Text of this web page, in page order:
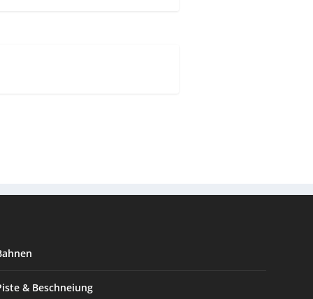
& Beschneiung